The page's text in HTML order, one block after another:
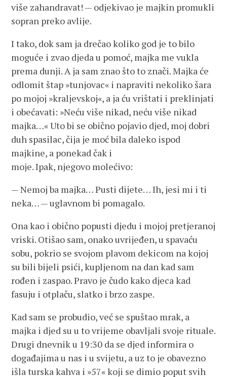
više zahandravat! — odjekivao je majkin promukli
sopran preko avlije.
I tako, dok sam ja drečao koliko god je to bilo
moguće i zvao djeda u pomoć, majka me vukla
prema dunji. A ja sam znao što to znači. Majka će
odlomit štap »tunjovac« i napraviti nekoliko šara
po mojoj »kraljevskoj«, a ja ću vrištati i preklinjati
i obećavati: »Neću više nikad, neću više nikad
majka…« Uto bi se obično pojavio djed, moj dobri
duh spasilac, čija je moć bila daleko ispod
majkine, a ponekad čak i
moje. Ipak, njegovo molećivo:
— Nemoj ba majka… Pusti dijete… Ih, jesi mi i ti
neka… — uglavnom bi pomagalo.
Ona kao i obično popusti djedu i mojoj pretjeranoj
vriski. Otišao sam, onako uvrijeđen, u spavaću
sobu, pokrio se svojom plavom dekicom na kojoj
su bili bijeli psići, kupljenom na dan kad sam
rođen i zaspao. Pravo je čudo kako djeca kad
fasuju i otplaču, slatko i brzo zaspe.
Kad sam se probudio, već se spuštao mrak, a
majka i djed su u to vrijeme obavljali svoje rituale.
Drugi dnevnik u 19:30 da se djed informira o
događajima u nas i u svijetu, a uz to je obavezno
išla turska kahva i »57« koji se dimio poput svih